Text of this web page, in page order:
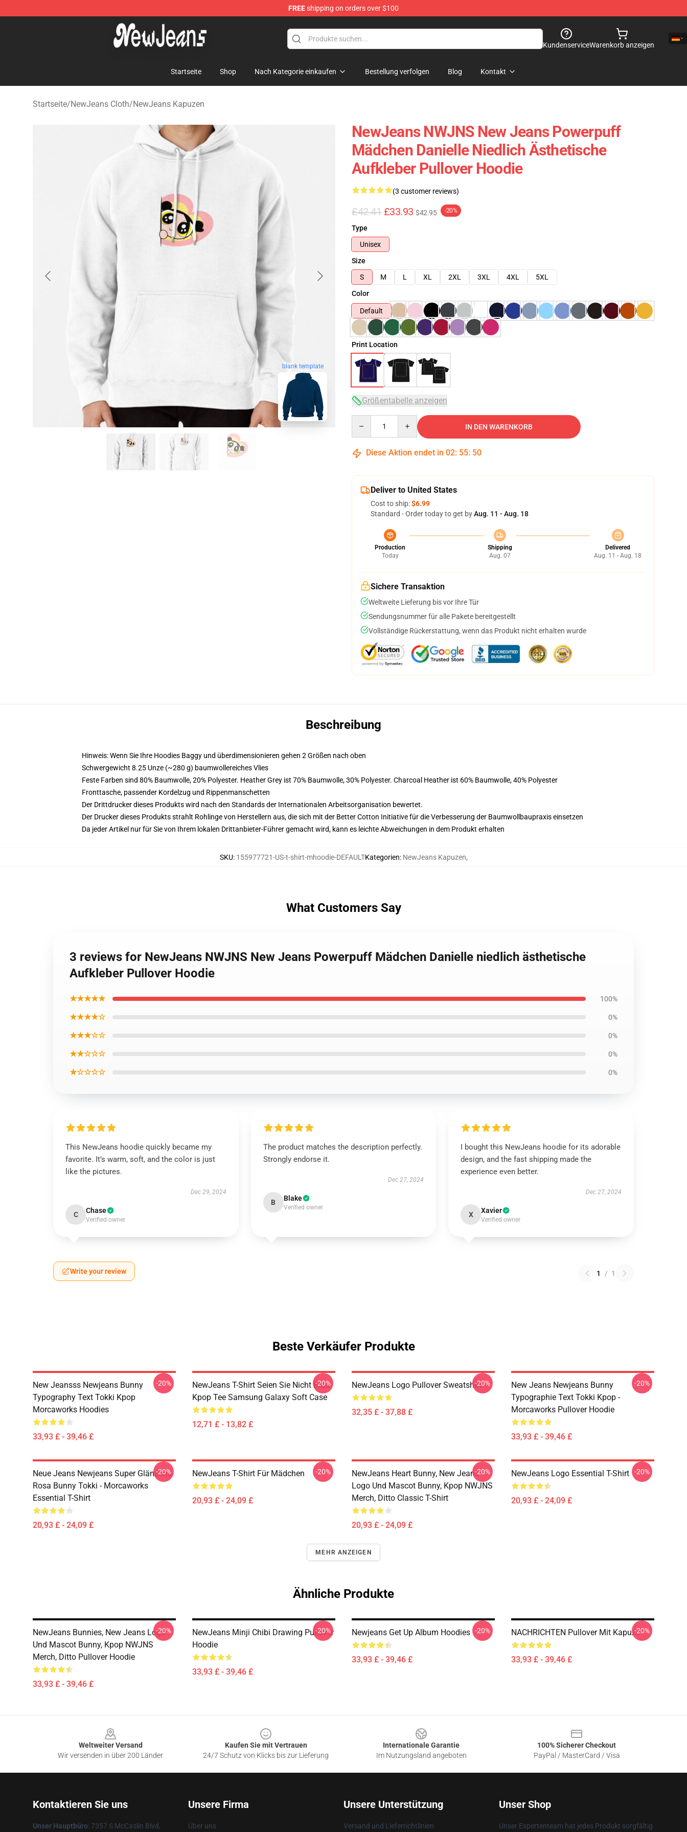
FREEshipping on orders over $100
NewJeans Store - Official NewJeans Merchandise Shop
KundenserviceWarenkorb anzeigen
Startseite Shop Nach Kategorie einkaufen Bestellung verfolgen Blog Kontakt
Startseite/NewJeans Cloth/NewJeans Kapuzen
blank template
NewJeans NWJNS New Jeans Powerpuff
Mädchen Danielle Niedlich Ästhetische
Aufkleber Pullover Hoodie
(3 customer reviews)
£42.41 £33.93 $42.95 -20%
Type
Unisex
Size
S
M L XL 2XL 3XL 4XL
5XL
Color
Default
Print Location
Größentabelle anzeigen
IN DEN WARENKORB
Diese Aktion endet in 02: 55: 49
Deliver to United States
Cost to ship:$6.99
Standard - Order today to get byAug. 11 - Aug. 18
Production
Today
Shipping
Aug. 07
Delivered
Aug. 11 - Aug. 18
Sichere Transaktion
Weltweite Lieferung bis vor Ihre Tür
Sendungsnummer für alle Pakete bereitgestellt
Vollständige Rückerstattung, wenn das Produkt nicht erhalten wurde
Beschreibung
Hinweis: Wenn Sie Ihre Hoodies Baggy und überdimensionieren gehen 2 Größen nach oben
Schwergewicht 8.25 Unze (~280 g) baumwollereiches Vlies
Feste Farben sind 80% Baumwolle, 20% Polyester. Heather Grey ist 70% Baumwolle, 30% Polyester. Charcoal Heather ist 60% Baumwolle, 40% Polyester
Fronttasche, passender Kordelzug und Rippenmanschetten
Der Drittdrucker dieses Produkts wird nach den Standards der Internationalen Arbeitsorganisation bewertet.
Der Drucker dieses Produkts strahlt Rohlinge von Herstellern aus, die sich mit der Better Cotton Initiative für die Verbesserung der Baumwollbaupraxis einsetzen
Da jeder Artikel nur für Sie von Ihrem lokalen Drittanbieter-Führer gemacht wird, kann es leichte Abweichungen in dem Produkt erhalten
SKU: 155977721-US-t-shirt-mhoodie-DEFAULTKategorien: NewJeans Kapuzen,
What Customers Say
3 reviews for NewJeans NWJNS New Jeans Powerpuff Mädchen Danielle niedlich ästhetische
Aufkleber Pullover Hoodie
★★★★★ 100%
★★★★☆ 0%
★★★☆☆ 0%
★★☆☆☆ 0%
★☆☆☆☆ 0%
This NewJeans hoodie quickly became my
favorite. It’s warm, soft, and the color is just
like the pictures.
Dec 29, 2024
C Chase
Verified owner
The product matches the description perfectly.
Strongly endorse it.
Dec 27, 2024
B Blake
Verified owner
I bought this NewJeans hoodie for its adorable
design, and the fast shipping made the
experience even better.
Dec 27, 2024
X Xavier
Verified owner
Write your review 1 / 1
Beste Verkäufer Produkte
New Jeansss Newjeans Bunny
Typography Text Tokki Kpop
Morcaworks Hoodies
33,93 £ - 39,46 £
-20%
NewJeans T-Shirt Seien Sie Nicht Blau
Kpop Tee Samsung Galaxy Soft Case
12,71 £ - 13,82 £
-20% NewJeans Logo Pullover Sweatshirt
32,35 £ - 37,88 £
-20%
New Jeans Newjeans Bunny
Typographie Text Tokki Kpop -
Morcaworks Pullover Hoodie
33,93 £ - 39,46 £
-20%
Neue Jeans Newjeans Super Glänzend
Rosa Bunny Tokki - Morcaworks
Essential T-Shirt
20,93 £ - 24,09 £
-20% NewJeans T-Shirt Für Mädchen
20,93 £ - 24,09 £
-20%
NewJeans Heart Bunny, New Jeans
Logo Und Mascot Bunny, Kpop NWJNS
Merch, Ditto Classic T-Shirt
20,93 £ - 24,09 £
-20% NewJeans Logo Essential T-Shirt
20,93 £ - 24,09 £
-20%
MEHR ANZEIGEN
Ähnliche Produkte
NewJeans Bunnies, New Jeans Logo
Und Mascot Bunny, Kpop NWJNS
Merch, Ditto Pullover Hoodie
33,93 £ - 39,46 £
-20%
NewJeans Minji Chibi Drawing Pullover
Hoodie
33,93 £ - 39,46 £
-20% Newjeans Get Up Album Hoodies
33,93 £ - 39,46 £
-20% NACHRICHTEN Pullover Mit Kapuze
33,93 £ - 39,46 £
-20%
Weltweiter Versand
Wir versenden in über 200 Länder
Kaufen Sie mit Vertrauen
24/7 Schutz von Klicks bis zur Lieferung
Internationale Garantie
Im Nutzungsland angeboten
100% Sicherer Checkout
PayPal / MasterCard / Visa
Kontaktieren Sie uns
Unser Hauptbüro: 7357 S McCaslin Blvd,
Unsere Firma
Über uns
Unsere Unterstützung
Versand und Lieferrichtlinien
Unser Shop
Unser Expertenteam hat jedes Produkt sorgfältig